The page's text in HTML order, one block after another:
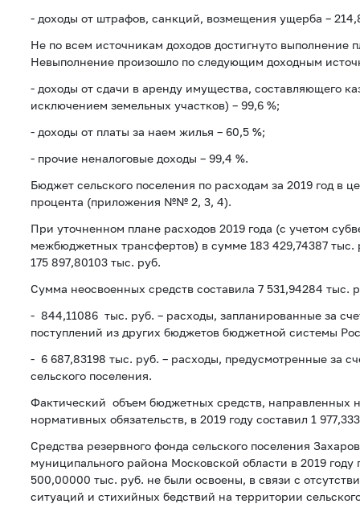
- доходы от штрафов, санкций, возмещения ущерба –
Не по всем источникам доходов достигнуто выполнение
Невыполнение произошло по следующим доходным
- доходы от сдачи в аренду имущества, составляющего
исключением земельных участков) – 99,6 %;
- доходы от платы за наем жилья – 60,5 %;
- прочие неналоговые доходы – 99,4 %.
Бюджет сельского поселения по расходам за 2019 год в
процента (приложения №№ 2, 3, 4).
При уточненном плане расходов 2019 года (с учетом
межбюджетных трансфертов) в сумме 183 429,74387 тыс.
175 897,80103 тыс. руб.
Сумма неосвоенных средств составила 7 531,94284 тыс.
- 844,11086 тыс. руб. – расходы, запланированные за
поступлений из других бюджетов бюджетной системы
- 6 687,83198 тыс. руб. – расходы, предусмотренные за
сельского поселения.
Фактический объем бюджетных средств, направленных
нормативных обязательств, в 2019 году составил 1
Средства резервного фонда сельского поселения
муниципального района Московской области в 2019
500,00000 тыс. руб. не были освоены, в связи с
ситуаций и стихийных бедствий на территории